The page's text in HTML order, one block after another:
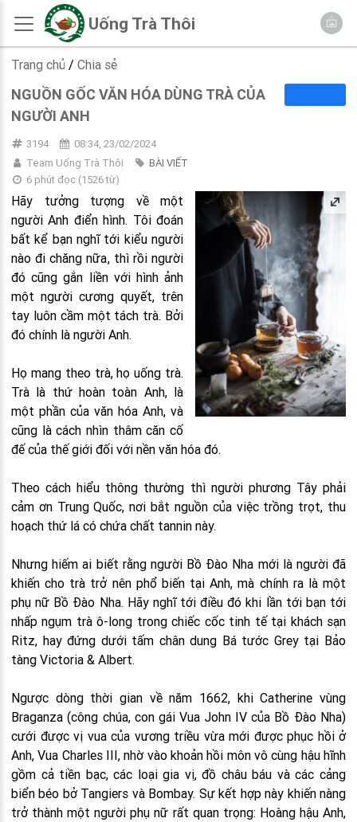
Uống Trà Thôi
Trang chủ / Chia sẻ
NGUỒN GỐC VĂN HÓA DÙNG TRÀ CỦA
NGƯỜI ANH
3194
08:34, 23/02/2024
Team Uống Trà Thôi
BÀI VIẾT
6 phút đọc(1526từ)
Hãy tưởng tượng về một
người Anh điển hình. Tôi đoán
bất kể bạn nghĩ tới kiểu người
nào đi chăng nữa, thì rồi người
đó cũng gắn liền với hình ảnh
một người cương quyết, trên
tay luôn cầm một tách trà. Bởi
đó chính là người Anh.
Họ mang theo trà, họ uống trà.
Trà là thứ hoàn toàn Anh, là
một phần của văn hóa Anh, và
cũng là cách nhìn thâm căn cố
đế của thế giới đối với nền văn hóa đó.
Theo cách hiểu thông thường thì người phương Tây phải
cảm ơn Trung Quốc, nơi bắt nguồn của việc trồng trọt, thu
hoạch thứ lá có chứa chất tannin này.
Nhưng hiếm ai biết rằng người Bồ Đào Nha mới là người đã
khiến cho trà trở nên phổ biến tại Anh, mà chính ra là một
phụ nữ Bồ Đào Nha. Hãy nghĩ tới điều đó khi lần tới bạn tới
nhấp ngụm trà ô-long trong chiếc cốc tinh tế tại khách sạn
Ritz, hay đứng dưới tấm chân dung Bá tước Grey tại Bảo
tàng Victoria & Albert.
Ngược dòng thời gian về năm 1662, khi Catherine vùng
Braganza (công chúa, con gái Vua John IV của Bồ Đào Nha)
cưới được vị vua của vương triều vừa mới được phục hồi ở
Anh, Vua Charles III, nhờ vào khoản hồi môn vô cùng hậu hĩnh
gồm cả tiền bạc, các loại gia vị, đồ châu báu và các cảng
biển béo bở Tangiers và Bombay. Sự kết hợp này khiến nàng
trở thành một người phụ nữ rất quan trọng: Hoàng hậu Anh,